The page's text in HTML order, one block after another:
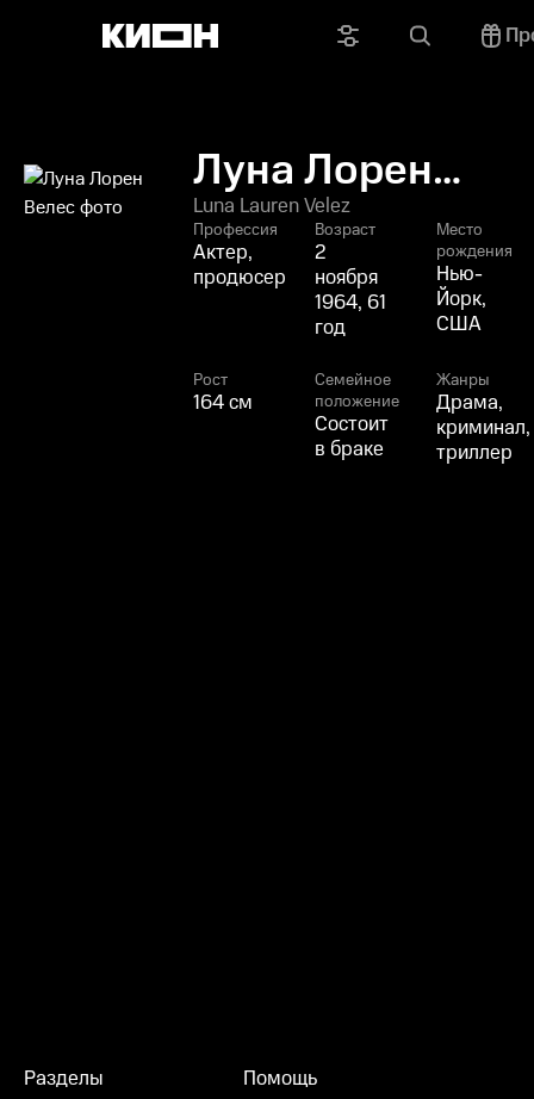
Луна Лорен
Велес
Luna Lauren Velez
Профессия
Актер,
продюсер
Возраст
2
ноября
1964, 61
год
Место
рождения
Нью-
Йорк,
США
Рост
164 см
Семейное
положение
Состоит
в браке
Жанры
Драма,
криминал,
триллер
Разделы Помощь